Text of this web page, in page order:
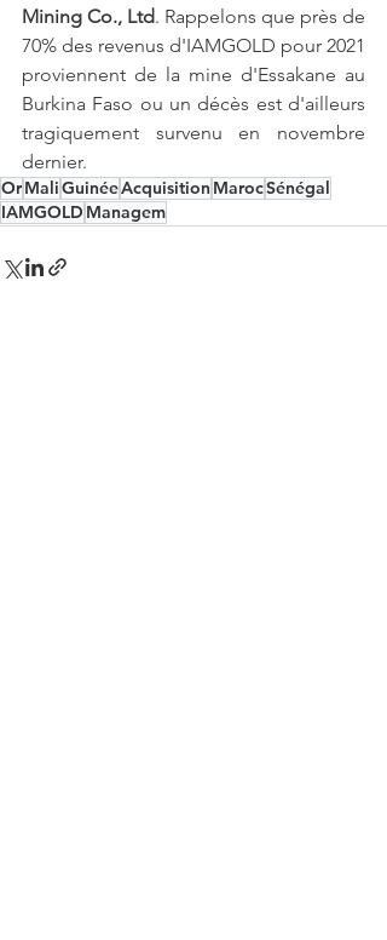
Mining Co., Ltd. Rappelons que près de
70% des revenus d'IAMGOLD pour 2021
proviennent de la mine d'Essakane au
Burkina Faso ou un décès est d'ailleurs
tragiquement survenu en novembre
dernier.
OrMaliGuinéeAcquisition MarocSénégal
IAMGOLD Managem